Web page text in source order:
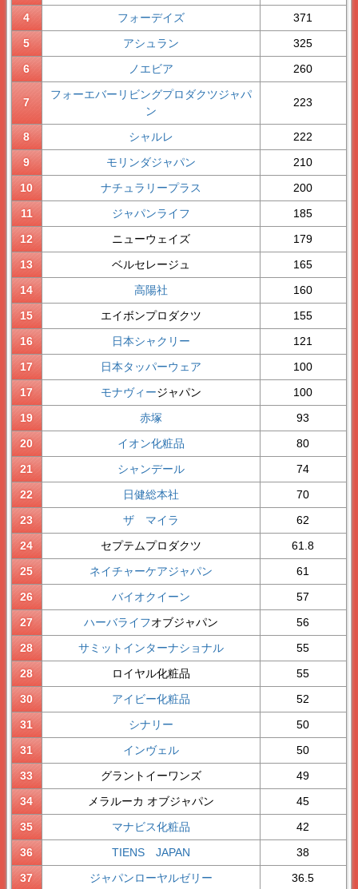
4
フォーデイズ
371
5
アシュラン
325
6
ノエビア 260
7
フォーエバーリビングプロダクツジャパ
ン
223
8 シャルレ
222
9
モリンダジャパン
210
10
ナチュラリープラス
200
11
ジャパンライフ
185
12
ニューウェイズ
179
13
ベルセレージュ
165
14
高陽社
160
15
エイボンプロダクツ
155
16
日本シャクリー
121
17
日本タッパーウェア
100
17
モナヴィージャパン
100
19
赤塚
93
20
イオン化粧品
80
21
シャンデール
74
22
日健総本社
70
23
ザ マイラ
62
24
セプテムプロダクツ
61.8
25
ネイチャーケアジャパン
61
26
バイオクイーン
57
27
ハーバライフオブジャパン
56
28
サミットインターナショナル
55
28
ロイヤル化粧品
55
30
アイビー化粧品
52
31
シナリー
50
31
インヴェル
50
33
グラントイーワンズ
49
34
メラルーカ オブジャパン
45
35
マナビス化粧品
42
36
TIENS JAPAN
38
37
ジャパンローヤルゼリー
36.5